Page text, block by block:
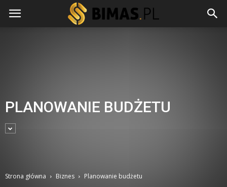
Strona główna Biznes Planowanie budżetu
PLANOWANIE BUDŻETU